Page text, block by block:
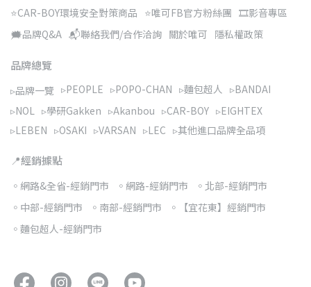
⭐CAR-BOY環境安全對策商品 ⭐唯可FB官方粉絲團 🎞️影音專區
🗯️品牌Q&A 📬聯絡我們/合作洽詢 關於唯可 隱私權政策
品牌總覽
▹品牌一覽 ▹PEOPLE ▹POPO-CHAN ▹麵包超人 ▹BANDAI
▹NOL ▹學研Gakken ▹Akanbou ▹CAR-BOY ▹EIGHTEX
▹LEBEN ▹OSAKI ▹VARSAN ▹LEC ▹其他進口品牌全品項
📍經銷據點
◦網路&全省-經銷門市 ◦網路-經銷門市
◦北部-經銷門市
◦中部-經銷門市
◦南部-經銷門市
◦【宜花東】經銷門市
◦麵包超人-經銷門市